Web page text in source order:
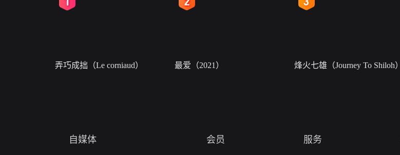
弄巧成拙（Le corniaud） 最爱（2021） 烽火七雄（Journey To Shiloh）
自媒体 会员 服务